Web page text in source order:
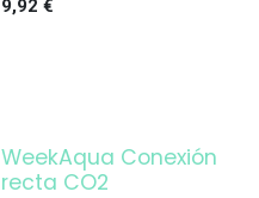
9,92 €
WeekAqua Conexión
recta CO2